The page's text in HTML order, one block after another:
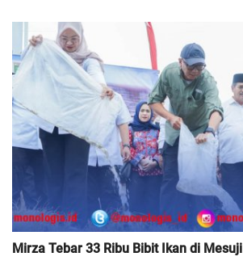
Mirza Tebar 33 Ribu Bibit Ikan di Mesuji